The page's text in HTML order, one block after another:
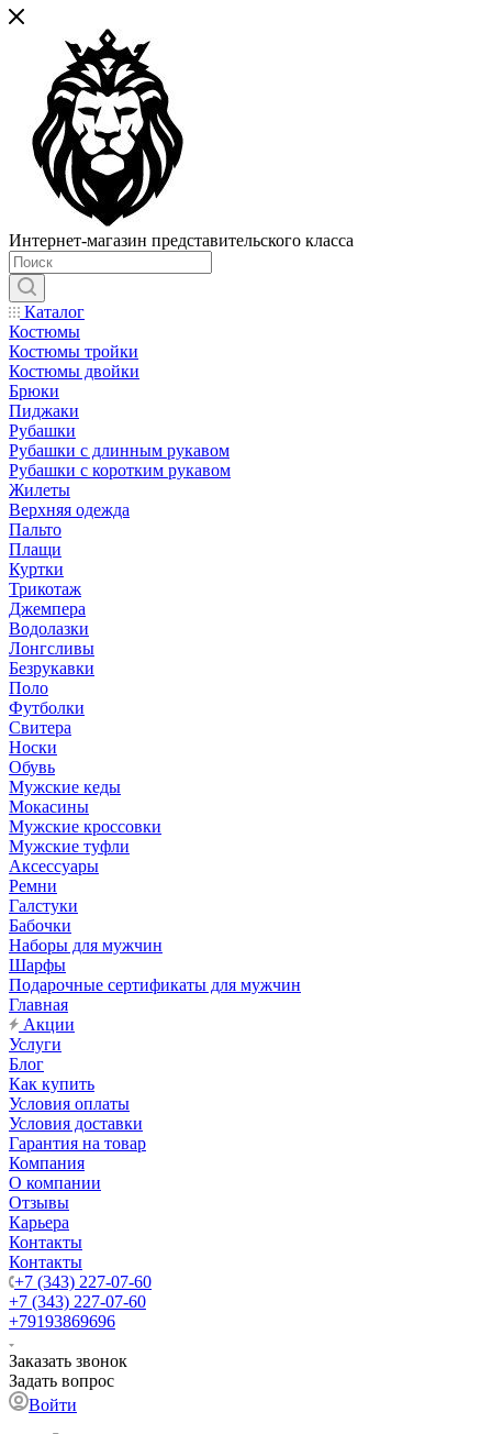
Интернет-магазин представительского класса
Каталог
Костюмы
Костюмы тройки
Костюмы двойки
Брюки
Пиджаки
Рубашки
Рубашки с длинным рукавом
Рубашки с коротким рукавом
Жилеты
Верхняя одежда
Пальто
Плащи
Куртки
Трикотаж
Джемпера
Водолазки
Лонгсливы
Безрукавки
Поло
Футболки
Свитера
Носки
Обувь
Мужские кеды
Мокасины
Мужские кроссовки
Мужские туфли
Аксессуары
Ремни
Галстуки
Бабочки
Наборы для мужчин
Шарфы
Подарочные сертификаты для мужчин
Главная
Акции
Услуги
Блог
Как купить
Условия оплаты
Условия доставки
Гарантия на товар
Компания
О компании
Отзывы
Карьера
Контакты
Контакты
+7 (343) 227-07-60
+7 (343) 227-07-60
+79193869696
Заказать звонок
Задать вопрос
Войти